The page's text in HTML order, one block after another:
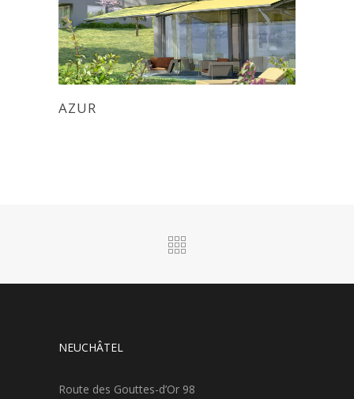
AZUR
NEUCHÂTEL
Route des Gouttes-d’Or 98